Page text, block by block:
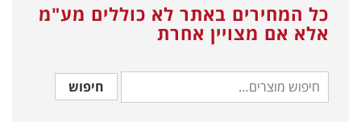
כל המחירים באתר לא כוללים מע"מ
אלא אם מצויין אחרת
חיפוש